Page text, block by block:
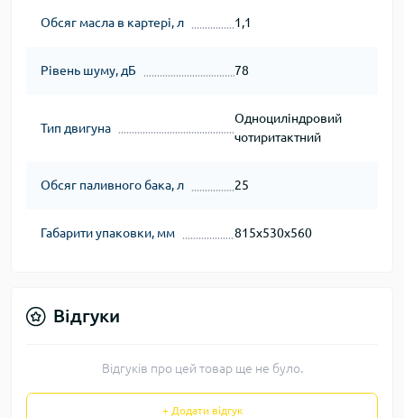
Обсяг масла в картері, л 1,1
Рівень шуму, дБ 78
Тип двигуна
Одноциліндровий
чотиритактний
Обсяг паливного бака, л 25
Габарити упаковки, мм 815x530x560
Відгуки
Відгуків про цей товар ще не було.
+ Додати відгук